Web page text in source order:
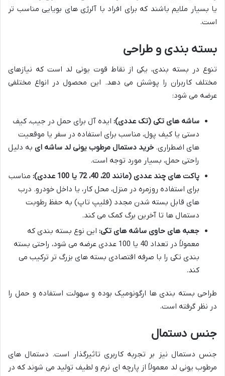
یا بسیار ملایم باشند که برای افراد با آلرژی های بویایی مناسب تر
است.
بسته بندی و طراحی
تنوع در بسته بندی، یکی از نقاط قوت یونی لد است که نیازهای
مختلف کاربران را پوشش می دهد. این محصول در انواع مختلفی
عرضه می شود:
ساشه های تکی (تک عددی): ایده آل برای حمل در جیب، کیف
دستی یا کیف پول، مناسب برای استفاده در سفر یا موقعیت
های اضطراری. خرید دستمال مرطوب یونی لد ساشه ای به دلیل
راحتی حمل، بسیار مورد توجه است.
پاکت های چند عددی (مانند 20، 40، 72 یا 100 عددی):
مناسب
برای استفاده روزمره در منزل، محل کار، یا داخل خودرو. درب
های قابل بسته شدن مجدد (فلیپ تاپ) به حفظ رطوبت
دستمال ها تا آخرین برگ کمک می کند.
جعبه های حاوی ساشه های تکی: این نوع بسته بندی که
معمولاً در تعداد 40 یا 100 عددی عرضه می شود، راحتی بسته
بندی تکی را با صرفه اقتصادی بسته های بزرگ تر ترکیب می
کند.
طراحی بسته بندی ها ارگونومیک بوده و سهولت استفاده و حمل را
در نظر گرفته است.
جنس دستمال
جنس دستمال نیز بر تجربه کاربری تاثیرگذار است. دستمال های
مرطوب یونی لد معمولاً از پارچه ای نرم و لطیف تولید می شوند که در